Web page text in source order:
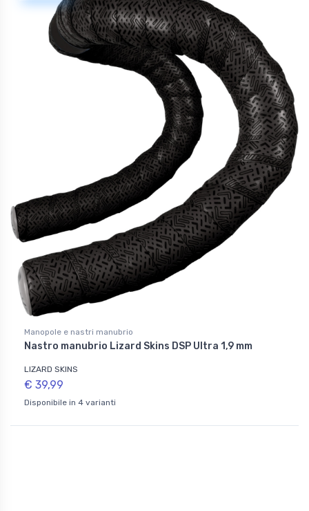
Manopole e nastri manubrio
Nastro manubrio Lizard Skins DSP Ultra 1,9 mm
LIZARD SKINS
€ 39,99
Disponibile in 4 varianti